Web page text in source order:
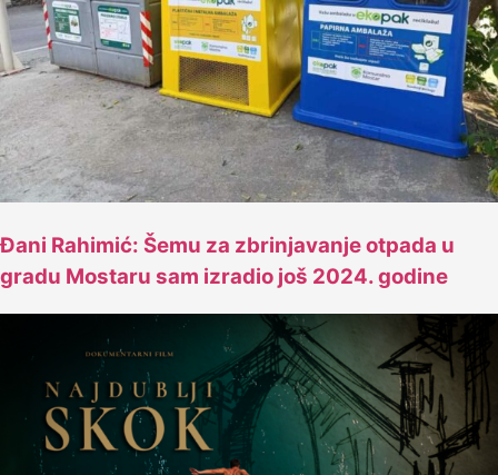
Đani Rahimić: Šemu za zbrinjavanje otpada u
gradu Mostaru sam izradio još 2024. godine